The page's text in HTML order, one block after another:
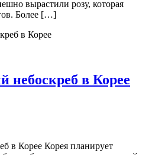
вырастили розу, которая
Более […]
небоскреб в Корее
в Корее Корея планирует